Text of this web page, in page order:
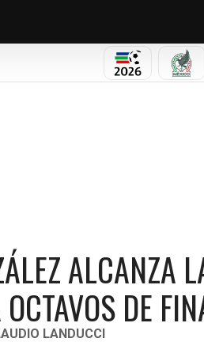
MUNDIAL 2026
ALCANZA
DE
LANDUCCI